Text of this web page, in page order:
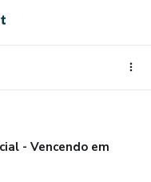
- Vencendo em